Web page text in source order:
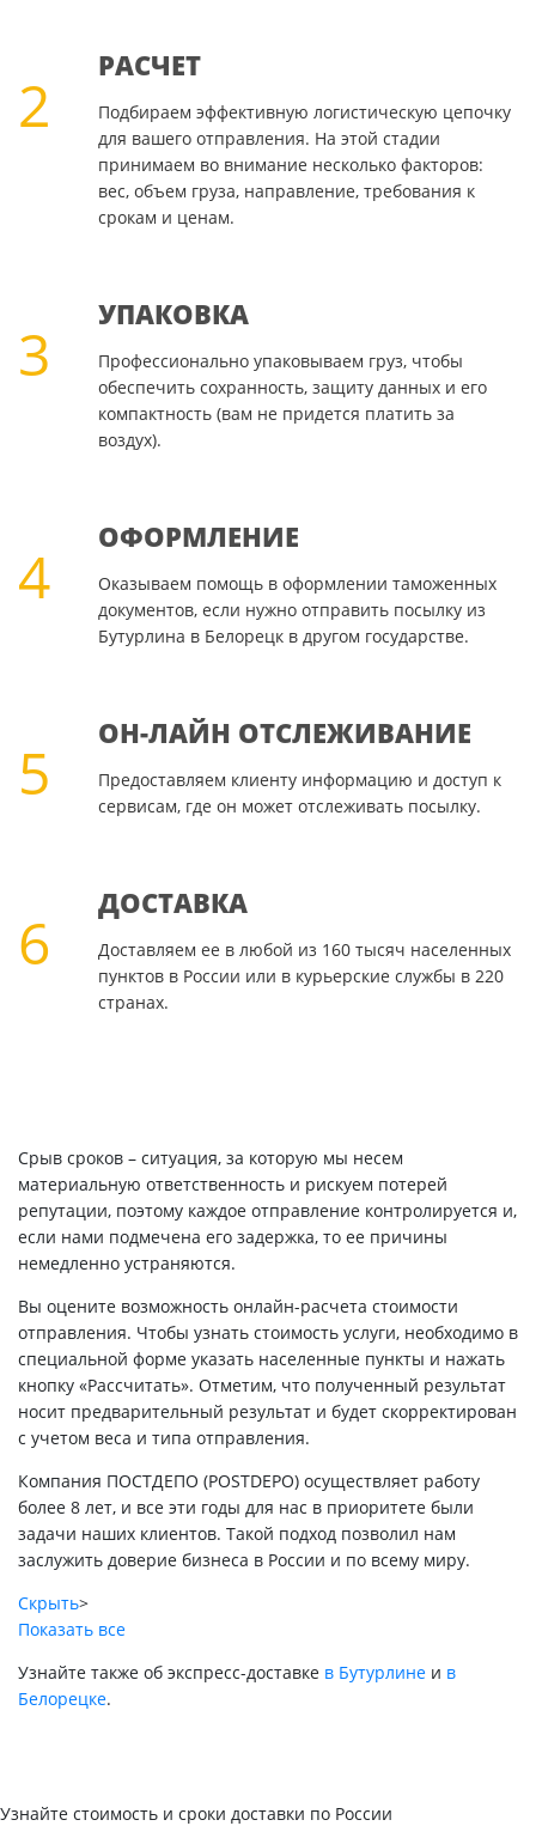
2
РАСЧЕТ
Подбираем эффективную логистическую цепочку
для вашего отправления. На этой стадии
принимаем во внимание несколько факторов:
вес, объем груза, направление, требования к
срокам и ценам.
3
УПАКОВКА
Профессионально упаковываем груз, чтобы
обеспечить сохранность, защиту данных и его
компактность (вам не придется платить за
воздух).
4
ОФОРМЛЕНИЕ
Оказываем помощь в оформлении таможенных
документов, если нужно отправить посылку из
Бутурлина в Белорецк в другом государстве.
5
ОН-ЛАЙН ОТСЛЕЖИВАНИЕ
Предоставляем клиенту информацию и доступ к
сервисам, где он может отслеживать посылку.
6
ДОСТАВКА
Доставляем ее в любой из 160 тысяч населенных
пунктов в России или в курьерские службы в 220
странах.
Срыв сроков – ситуация, за которую мы несем
материальную ответственность и рискуем потерей
репутации, поэтому каждое отправление контролируется и,
если нами подмечена его задержка, то ее причины
немедленно устраняются.
Вы оцените возможность онлайн-расчета стоимости
отправления. Чтобы узнать стоимость услуги, необходимо в
специальной форме указать населенные пункты и нажать
кнопку «Рассчитать». Отметим, что полученный результат
носит предварительный результат и будет скорректирован
с учетом веса и типа отправления.
Компания ПОСТДЕПО (POSTDEPO) осуществляет работу
более 8 лет, и все эти годы для нас в приоритете были
задачи наших клиентов. Такой подход позволил нам
заслужить доверие бизнеса в России и по всему миру.
Скрыть>
Показать все
Узнайте также об экспресс-доставке в Бутурлине и в
Белорецке.
Узнайте стоимость и сроки доставки по России